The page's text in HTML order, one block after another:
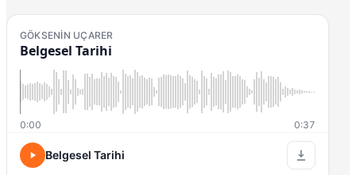
GÖKSENIN UÇARER
Belgesel Tarihi
0:00 0:37
Belgesel Tarihi